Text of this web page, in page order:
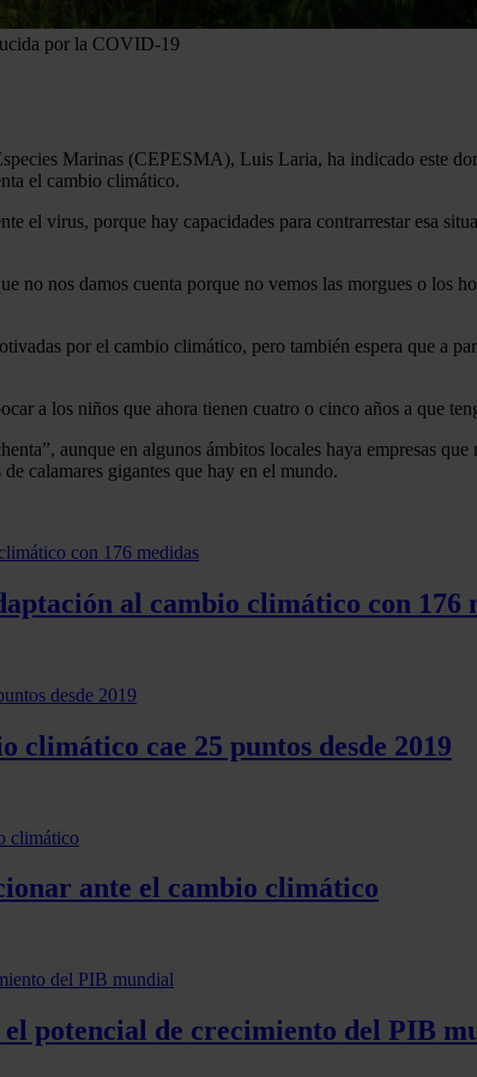
por la COVID-19
Marinas (CEPESMA), Luis Laria, ha indicado este
el cambio climático.
el virus, porque hay capacidades para contrarrestar esa
no nos damos cuenta porque no vemos las morgues o los
por el cambio climático, pero también espera que a
a los niños que ahora tienen cuatro o cinco años a que
aunque en algunos ámbitos locales haya empresas
calamares gigantes que hay en el mundo.
al cambio climático con 176
climático cae 25 puntos desde 2019
ante el cambio climático
potencial de crecimiento del PIB